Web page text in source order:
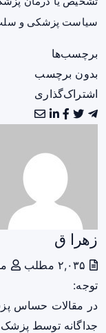
سیاست پزشکی و
برچسب‌ها
بدون برچسب
اشتراک‌گذاری
زهرا ق
توجه:
در مقالات حساس
جداگانه توسط